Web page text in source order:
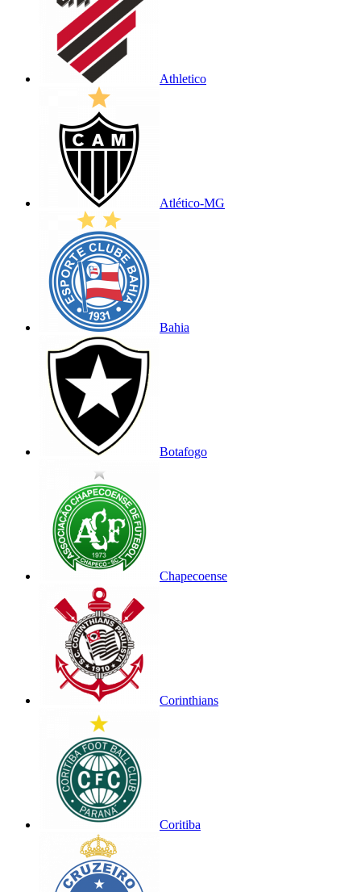
Athletico
Atlético-MG
Bahia
Botafogo
Chapecoense
Corinthians
Coritiba